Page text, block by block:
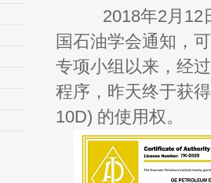
2018年2月12日
国石油学会通知，
专项小组以来，经
程序，昨天终于获
10D) 的使用权。